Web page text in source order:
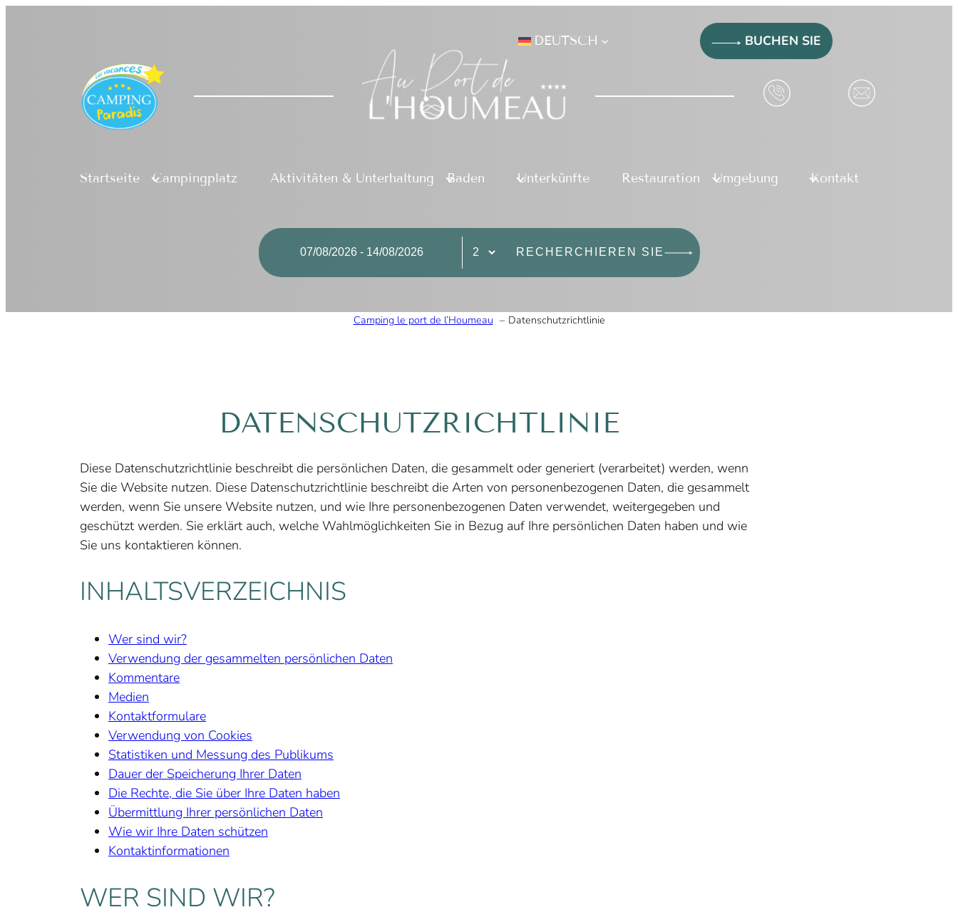
DEUTSCH BUCHEN SIE
Startseite Campingplatz Aktivitäten & Unterhaltung Baden Unterkünfte Restauration Umgebung Kontakt
RECHERCHIEREN SIE
Camping le port de l’Houmeau Datenschutzrichtlinie
DATENSCHUTZRICHTLINIE
Diese Datenschutzrichtlinie beschreibt die persönlichen Daten, die gesammelt oder generiert (verarbeitet) werden, wenn
Sie die Website nutzen. Diese Datenschutzrichtlinie beschreibt die Arten von personenbezogenen Daten, die gesammelt
werden, wenn Sie unsere Website nutzen, und wie Ihre personenbezogenen Daten verwendet, weitergegeben und
geschützt werden. Sie erklärt auch, welche Wahlmöglichkeiten Sie in Bezug auf Ihre persönlichen Daten haben und wie
Sie uns kontaktieren können.
INHALTSVERZEICHNIS
Wer sind wir?
Verwendung der gesammelten persönlichen Daten
Kommentare
Medien
Kontaktformulare
Verwendung von Cookies
Statistiken und Messung des Publikums
Dauer der Speicherung Ihrer Daten
Die Rechte, die Sie über Ihre Daten haben
Übermittlung Ihrer persönlichen Daten
Wie wir Ihre Daten schützen
Kontaktinformationen
WER SIND WIR?